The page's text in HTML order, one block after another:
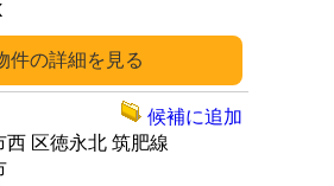
詳細
西 区徳永北 筑肥線
候補に追加